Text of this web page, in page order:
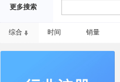
更多搜索
综合 时间 销量